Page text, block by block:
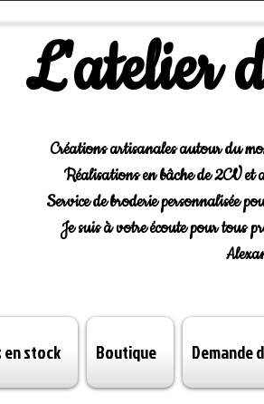
L'atelier
Créations artisanales autour du
Réalisations en bâche de 2CV et
Service de broderie personnalisée
Je suis à votre écoute pour tous
en stock Boutique Demande